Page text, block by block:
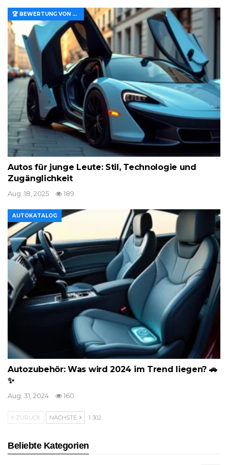
🏆 BEWERTUNG VON MERKMALEN UND WERT
Autos für junge Leute: Stil, Technologie und
Zugänglichkeit
Aug. 18, 2025 189
AUTOKATALOG
Autozubehör: Was wird 2024 im Trend liegen? 🚗
✨
Aug. 31, 2024 160
ZURÜCK NÄCHSTE 1 302
Beliebte Kategorien